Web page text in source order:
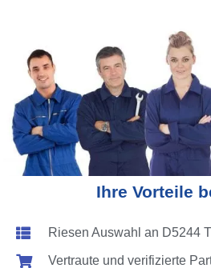
Ihre Vorteile
Riesen Auswahl an D5244
Vertraute und verifizierte